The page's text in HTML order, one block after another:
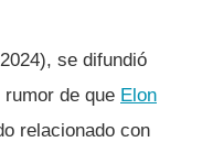
se difundió
de que Elon
relacionado con